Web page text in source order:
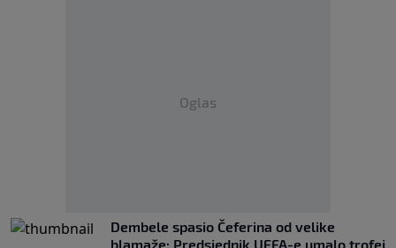
Oglas
Dembele spasio Čeferina od velike
blamaže: Predsjednik UEFA-e umalo trofej